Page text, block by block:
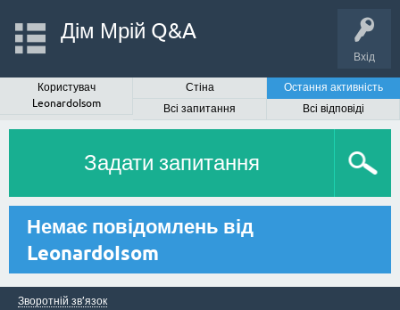
Вхід
Дім Мрій Q&A
Користувач
LeonardoIsom
Стіна
Остання активність
Всі запитання
Всі відповіді
Задати запитання
Немає повідомлень від
LeonardoIsom
Зворотній зв’язок